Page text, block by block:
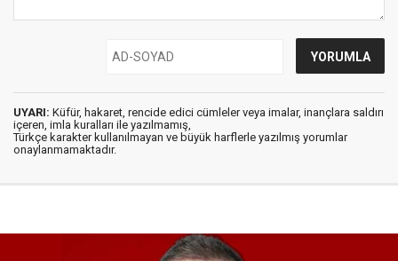
UYARI: Küfür, hakaret, rencide edici cümleler veya imalar, inançlara saldırı
içeren, imla kuralları ile yazılmamış,
Türkçe karakter kullanılmayan ve büyük harflerle yazılmış yorumlar
onaylanmamaktadır.